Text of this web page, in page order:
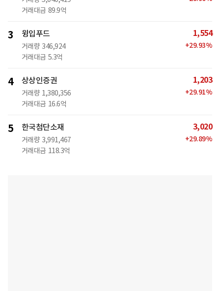
거래대금 89.9억
3 윙입푸드
거래량 346,924
거래대금 5.3억
1,554
+29.93%
4 상상인증권
거래량 1,380,356
거래대금 16.6억
1,203
+29.91%
5 한국첨단소재
거래량 3,991,467
거래대금 118.3억
3,020
+29.89%